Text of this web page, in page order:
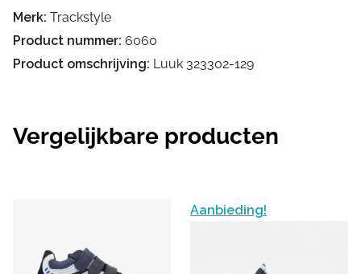
Merk: Trackstyle
Product nummer: 6060
Product omschrijving: Luuk 323302-129
Vergelijkbare producten
Aanbieding!